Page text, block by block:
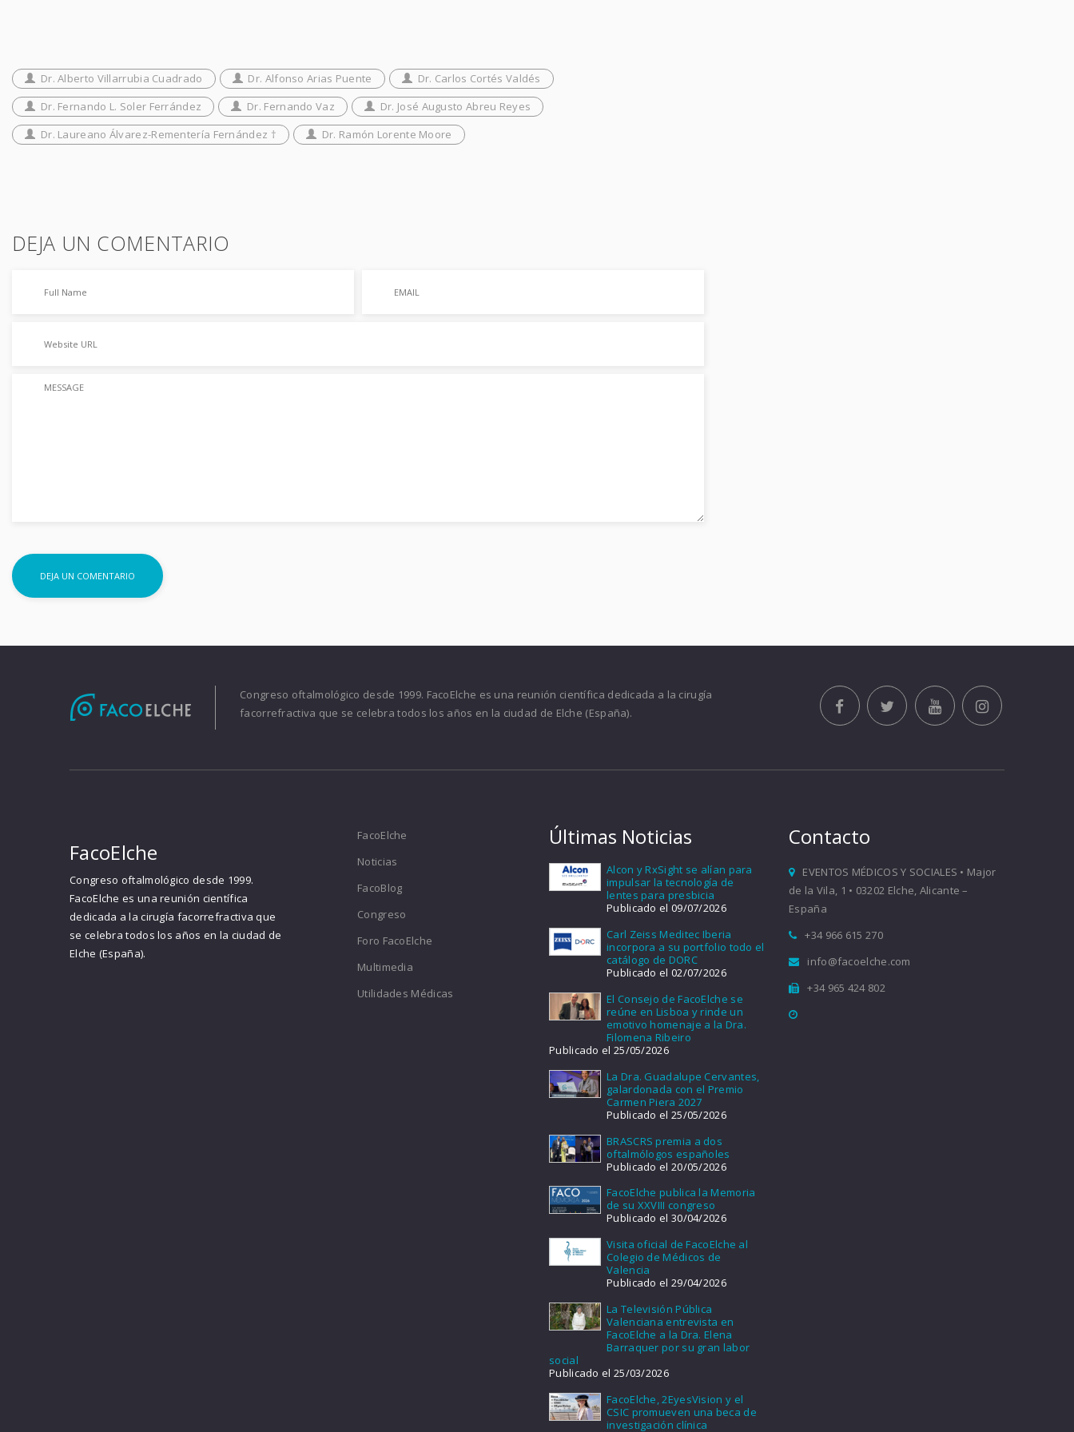
Dr. Alberto Villarrubia Cuadrado Dr. Alfonso Arias Puente
Dr. Carlos Cortés Valdés
Dr. Fernando L. Soler Ferrández
Dr. Fernando Vaz
Dr. José Augusto Abreu Reyes
Dr. Laureano Álvarez-Rementería Fernández †
Dr. Ramón Lorente Moore
DEJA UN COMENTARIO
Congreso oftalmológico desde 1999. FacoElche es una reunión científica dedicada a la cirugía
facorrefractiva que se celebra todos los años en la ciudad de Elche (España).
FacoElche
Congreso oftalmológico desde 1999.
FacoElche es una reunión científica
dedicada a la cirugía facorrefractiva que
se celebra todos los años en la ciudad de
Elche (España).
FacoElche
Noticias
FacoBlog
Congreso
Foro FacoElche
Multimedia
Utilidades Médicas
Últimas Noticias
Alcon y RxSight se alían para
impulsar la tecnología de
lentes para presbicia
Publicado el 09/07/2026
Carl Zeiss Meditec Iberia
incorpora a su portfolio todo el
catálogo de DORC
Publicado el 02/07/2026
El Consejo de FacoElche se
reúne en Lisboa y rinde un
emotivo homenaje a la Dra.
Filomena Ribeiro
Publicado el 25/05/2026
La Dra. Guadalupe Cervantes,
galardonada con el Premio
Carmen Piera 2027
Publicado el 25/05/2026
BRASCRS premia a dos
oftalmólogos españoles
Publicado el 20/05/2026
FacoElche publica la Memoria
de su XXVIII congreso
Publicado el 30/04/2026
Visita oficial de FacoElche al
Colegio de Médicos de
Valencia
Publicado el 29/04/2026
La Televisión Pública
Valenciana entrevista en
FacoElche a la Dra. Elena
Barraquer por su gran labor
social
Publicado el 25/03/2026
FacoElche, 2EyesVision y el
CSIC promueven una beca de
investigación clínica
Contacto
EVENTOS MÉDICOS Y SOCIALES • Major
de la Vila, 1 • 03202 Elche, Alicante –
España
+34 966 615 270
info@facoelche.com
+34 965 424 802